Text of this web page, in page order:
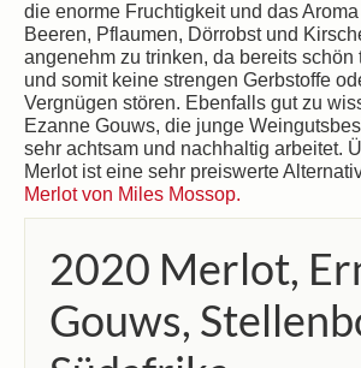
die enorme Fruchtigkeit und das
Beeren, Pflaumen, Dörrobst und
angenehm zu trinken, da bereits schön
und somit keine strengen Gerbstoffe
Vergnügen stören. Ebenfalls gut zu
Ezanne Gouws, die junge
sehr achtsam und nachhaltig arbeitet.
Merlot ist eine sehr preiswerte
Merlot von Miles Mossop.
2020 Merlot,
Gouws,